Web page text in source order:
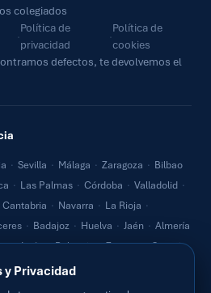
colegiados
·
Política de
privacidad
·
Política de
cookies
defectos, te devolvemos el
· Sevilla · Málaga · Zaragoza · Bilbao
· Las Palmas · Córdoba · Valladolid ·
Cantabria · Navarra · La Rioja ·
· Badajoz · Huelva · Jaén · Almería
· León · Palencia · Zamora · Segovia
· Cuenca · Albacete
y Privacidad